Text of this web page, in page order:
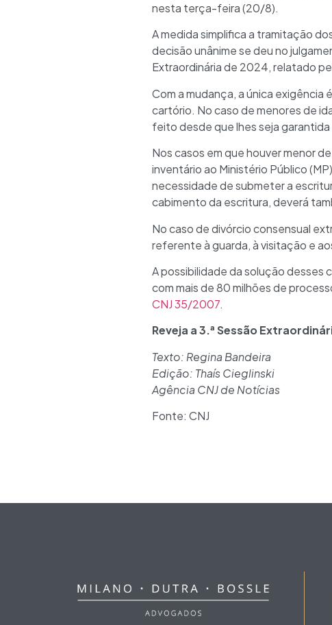
nesta terça-feira (20/8).
A medida simplifica a tramitação
decisão unânime se deu no
Extraordinária de 2024, relatado
Com a mudança, a única
cartório. No caso de menores de
feito desde que lhes seja
Nos casos em que houver menor
inventário ao Ministério Público
necessidade de submeter a
cabimento da escritura, deverá
No caso de divórcio consensual
referente à guarda, à visitação e
A possibilidade da solução desses
com mais de 80 milhões de
CNJ 35/2007.
Reveja a 3.ª Sessão
Texto: Regina Bandeira
Edição: Thaís Cieglinski
Agência CNJ de Notícias
Fonte: CNJ